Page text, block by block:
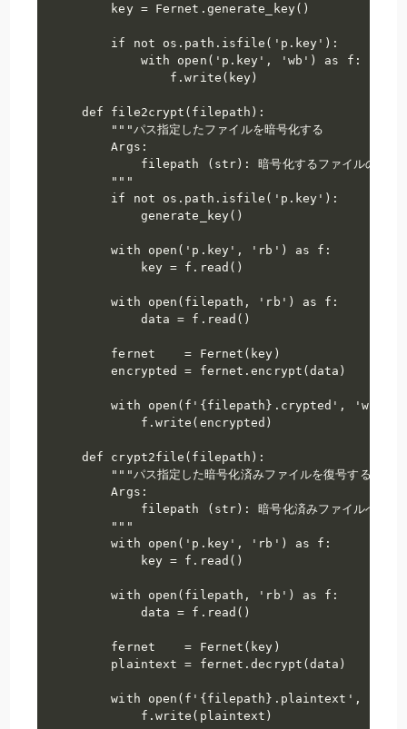
    key = Fernet.generate_key()
    if not os.path.isfile('p.key'):
        with open('p.key', 'wb') as f:
            f.write(key)
def file2crypt(filepath):
    """パス指定したファイルを暗号化する
    Args:
        filepath (str): 暗号化するファイルのパス
    """
    if not os.path.isfile('p.key'):
        generate_key()
    with open('p.key', 'rb') as f:
        key = f.read()
    with open(filepath, 'rb') as f:
        data = f.read()
    fernet    = Fernet(key)
    encrypted = fernet.encrypt(data)
with open(f'{filepath}.crypted', 'wb')
        f.write(encrypted)
def crypt2file(filepath):
    """パス指定した暗号化済みファイルを復号する
    Args:
filepath (str): 暗号化済みファイルへのパ
    """
    with open('p.key', 'rb') as f:
        key = f.read()
    with open(filepath, 'rb') as f:
        data = f.read()
    fernet    = Fernet(key)
    plaintext = fernet.decrypt(data)
with open(f'{filepath}.plaintext',
        f.write(plaintext)